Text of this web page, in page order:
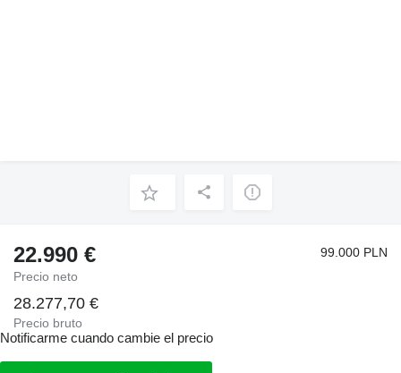
22.990 €
Precio neto
99.000 PLN
28.277,70 €
Precio bruto
Notificarme cuando cambie el precio